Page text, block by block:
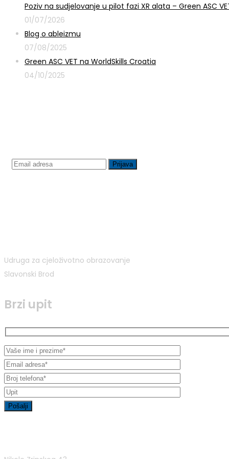
Poziv na sudjelovanje u pilot fazi XR alata – Green ASC
01/07/2026
Blog o ableizmu
07/08/2025
Green ASC VET na WorldSkills Croatia
04/10/2025
Udruga za cjeloživotno obrazovanje
Slavonski Brod
Brzi upit